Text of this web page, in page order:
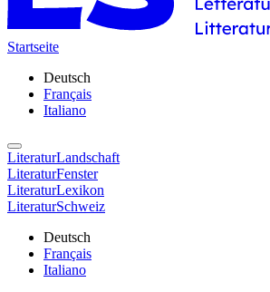
Startseite
Deutsch
Français
Italiano
LiteraturLandschaft
LiteraturFenster
LiteraturLexikon
LiteraturSchweiz
Deutsch
Français
Italiano